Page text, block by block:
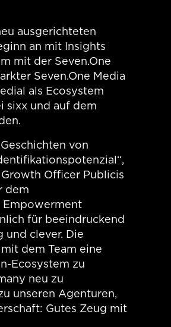
ausgerichteten
an mit Insights
mit der Seven.One
Seven.One Media
als Ecosystem
sixx und auf dem
von
Officer Publicis
dem
Empowerment
für beeindruckend
clever. Die
dem Team eine
Ecosystem zu
neu zu
unseren Agenturen,
Gutes Zeug mit